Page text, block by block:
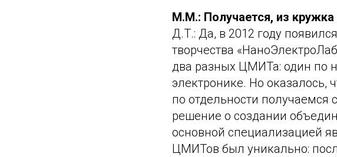
М.М.: Получается, из
Д.Т.: Да, в 2012 году
творчества
два разных ЦМИТа: один по
электронике. Но
по отдельности
решение о создании
основной специализацией
ЦМИТов был уникально: